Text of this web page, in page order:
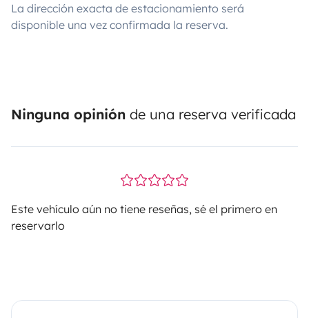
La dirección exacta de estacionamiento será
disponible una vez confirmada la reserva.
Ninguna opinión de una reserva verificada
Este vehículo aún no tiene reseñas, sé el primero en
reservarlo